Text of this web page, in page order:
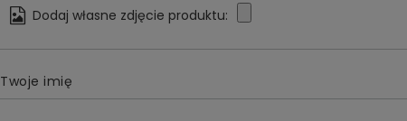
Dodaj własne zdjęcie produktu:
Twoje imię